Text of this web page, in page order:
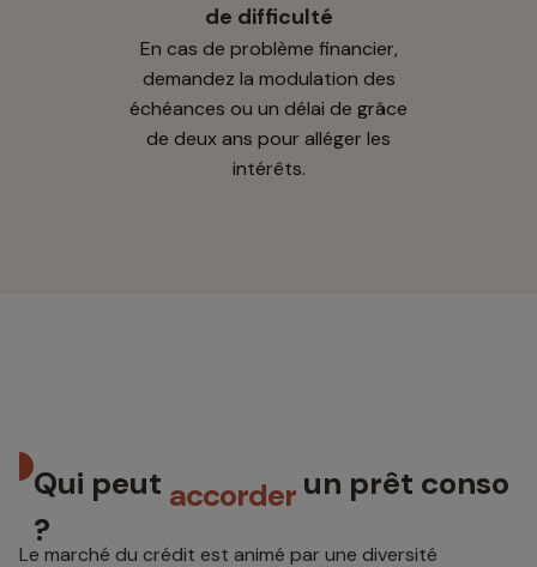
de difficulté
En cas de problème financier,
demandez la modulation des
échéances ou un délai de grâce
de deux ans pour alléger les
intérêts.
Qui peut accorder un prêt conso
?
Le marché du crédit est animé par une diversité